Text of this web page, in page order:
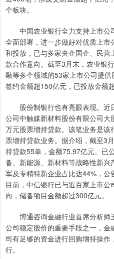
个板块。
中国农业银行全力支持上市公
全面部署，进一步做好对优质上
和投放，已与多家央企国企、民
款合作意向。截至3月末，农业银
融等多个领域的53家上市公司提
签约金额超150亿元，已投放金额
股份制银行也有亮眼表现。近
公司中触媒新材料股份有限公司
万元股票增持贷款。该笔业务是
票增持贷款业务。据介绍，截至3
持贷款55单，金额75.97亿元。已
备、新能源、新材料等战略性新
军及专精特新企业占比达44%，
目前，中信银行已与近百家上市
向，储备项目金额超过300亿元。
博通咨询金融行业首席分析师
公司稳定股价的重要手段之一，
司有足够的资金进行回购增持操
行。